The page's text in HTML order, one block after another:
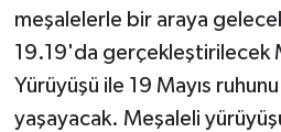
meşalelerle bir araya
19.19'da gerçekleştirilecek
Yürüyüşü ile 19 Mayıs
yaşayacak. Meşaleli